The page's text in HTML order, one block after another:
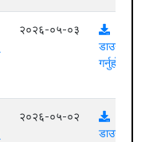
२०२६-०५-०३
डाउनलोड
गर्नुहोस्
२०२६-०५-०२
डाउनलोड